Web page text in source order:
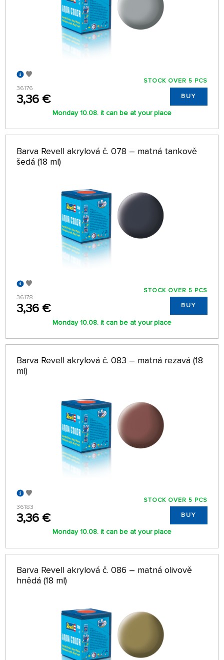
36176
3,36 €
STOCK OVER 5 PCS
BUY
Monday 10.08. it can be at your place
Barva Revell akrylová č. 078 – matná tankově
šedá (18 ml)
36178
3,36 €
STOCK OVER 5 PCS
BUY
Monday 10.08. it can be at your place
Barva Revell akrylová č. 083 – matná rezavá (18
ml)
36183
3,36 €
STOCK OVER 5 PCS
BUY
Monday 10.08. it can be at your place
Barva Revell akrylová č. 086 – matná olivově
hnědá (18 ml)